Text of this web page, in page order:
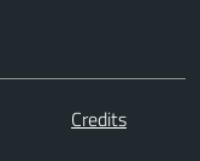
Credits